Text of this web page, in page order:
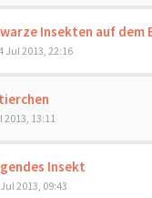
Insekten auf dem
Jul 2013, 22:16
2013, 13:11
Insekt
2013, 09:43